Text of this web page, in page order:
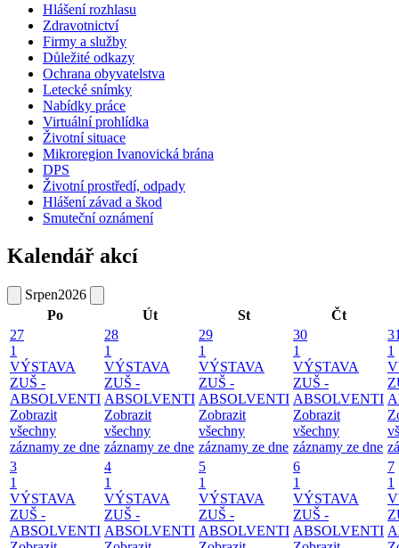
Hlášení rozhlasu
Zdravotnictví
Firmy a služby
Důležité odkazy
Ochrana obyvatelstva
Letecké snímky
Nabídky práce
Virtuální prohlídka
Životní situace
Mikroregion Ivanovická brána
DPS
Životní prostředí, odpady
Hlášení závad a škod
Smuteční oznámení
Kalendář akcí
Srpen2026
Po
Út St
Čt
27
1
VÝSTAVA
ZUŠ -
ABSOLVENTI
Zobrazit
všechny
záznamy ze dne
28
1
VÝSTAVA
ZUŠ -
ABSOLVENTI
Zobrazit
všechny
záznamy ze dne
29
1
VÝSTAVA
ZUŠ -
ABSOLVENTI
Zobrazit
všechny
záznamy ze dne
30
1
VÝSTAVA
ZUŠ -
ABSOLVENTI
Zobrazit
všechny
záznamy ze dne
1
3
1
VÝSTAVA
ZUŠ -
ABSOLVENTI
4
1
VÝSTAVA
ZUŠ -
ABSOLVENTI
5
1
VÝSTAVA
ZUŠ -
ABSOLVENTI
6
1
VÝSTAVA
ZUŠ -
ABSOLVENTI
7
1